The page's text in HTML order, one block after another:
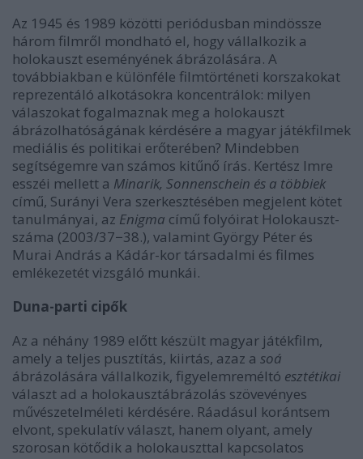
Az 1945 és 1989 közötti periódusban mindössze
három filmről mondható el, hogy vállalkozik a
holokauszt eseményének ábrázolására. A
továbbiakban e különféle filmtörténeti korszakokat
reprezentáló alkotásokra koncentrálok: milyen
válaszokat fogalmaznak meg a holokauszt
ábrázolhatóságának kérdésére a magyar játékfilmek
mediális és politikai erőterében? Mindebben
segítségemre van számos kitűnő írás. Kertész Imre
esszéi mellett a Minarik, Sonnenschein és a többiek
című, Surányi Vera szerkesztésében megjelent kötet
tanulmányai, az Enigma című folyóirat Holokauszt-
száma (2003/37−38.), valamint György Péter és
Murai András a Kádár-kor társadalmi és filmes
emlékezetét vizsgáló munkái.
Duna-parti cipők
Az a néhány 1989 előtt készült magyar játékfilm,
amely a teljes pusztítás, kiirtás, azaz a soá
ábrázolására vállalkozik, figyelemreméltó esztétikai
választ ad a holokausztábrázolás szövevényes
művészetelméleti kérdésére. Ráadásul korántsem
elvont, spekulatív választ, hanem olyant, amely
szorosan kötődik a holokauszttal kapcsolatos